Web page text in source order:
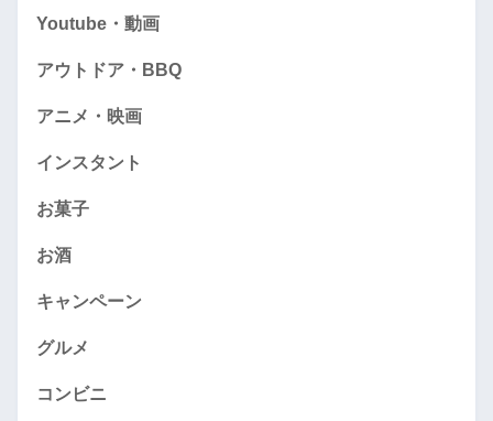
Youtube・動画
アウトドア・BBQ
アニメ・映画
インスタント
お菓子
お酒
キャンペーン
グルメ
コンビニ